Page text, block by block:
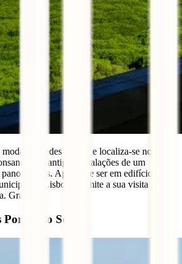
moda nas redes sociais e localiza-se no
nas antigas instalações de um
panorâmicas. Apesar de ser em edifício
de Lisboa, permite a sua visita com
Gratuito.
do Sol